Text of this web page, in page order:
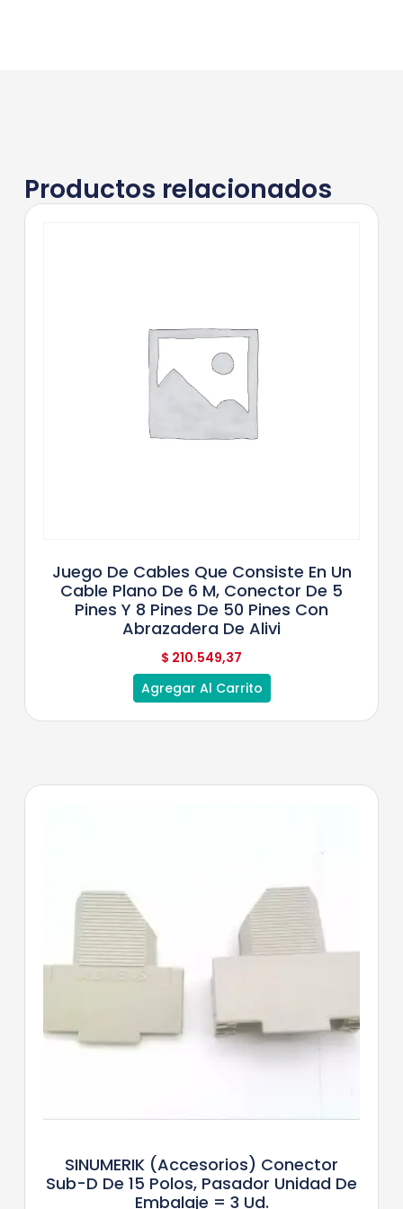
Productos relacionados
Juego De Cables Que Consiste En Un
Cable Plano De 6 M, Conector De 5
Pines Y 8 Pines De 50 Pines Con
Abrazadera De Alivi
$ 210.549,37
Agregar Al Carrito
SINUMERIK (accesorios) Conector
Sub-D De 15 Polos, Pasador Unidad De
Embalaje = 3 Ud.